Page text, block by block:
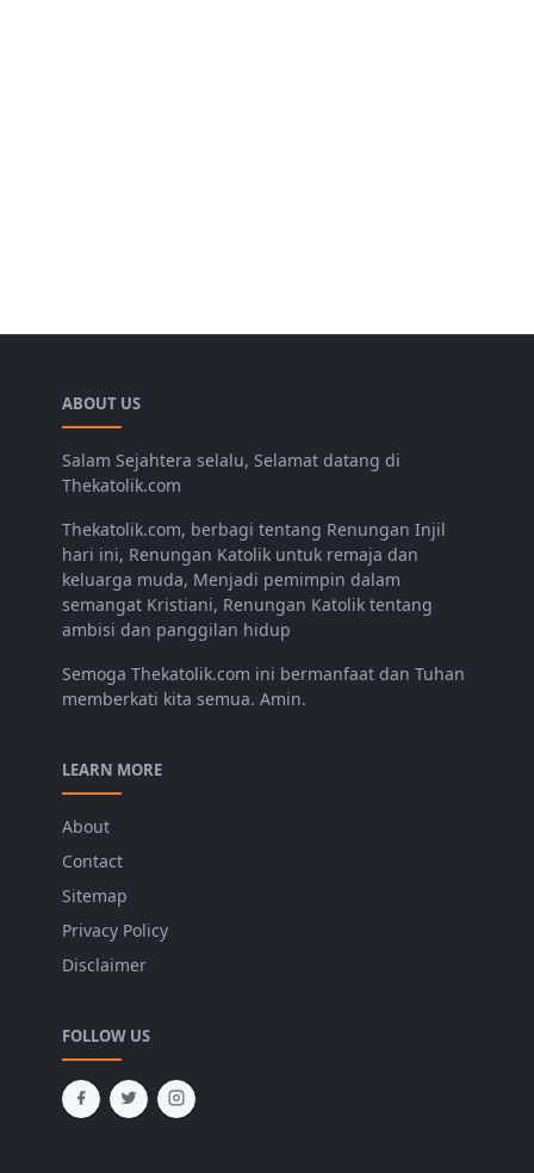
ABOUT US
Salam Sejahtera selalu, Selamat datang di
Thekatolik.com
Thekatolik.com, berbagi tentang Renungan Injil
hari ini, Renungan Katolik untuk remaja dan
keluarga muda, Menjadi pemimpin dalam
semangat Kristiani, Renungan Katolik tentang
ambisi dan panggilan hidup
Semoga Thekatolik.com ini bermanfaat dan Tuhan
memberkati kita semua. Amin.
LEARN MORE
About
Contact
Sitemap
Privacy Policy
Disclaimer
FOLLOW US